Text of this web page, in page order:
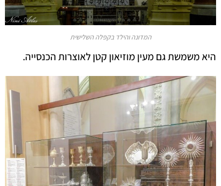
המדונה והילד בקפלה השלישית
היא משמשת גם מעין מוזיאון קטן לאוצרות הכנסייה.